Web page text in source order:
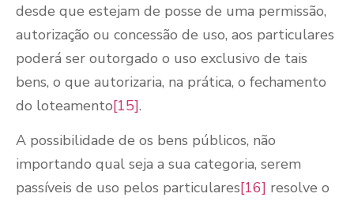
desde que estejam de posse de uma permissão,
autorização ou concessão de uso, aos particulares
poderá ser outorgado o uso exclusivo de tais
bens, o que autorizaria, na prática, o fechamento
do loteamento[15].
A possibilidade de os bens públicos, não
importando qual seja a sua categoria, serem
passíveis de uso pelos particulares[16] resolve o